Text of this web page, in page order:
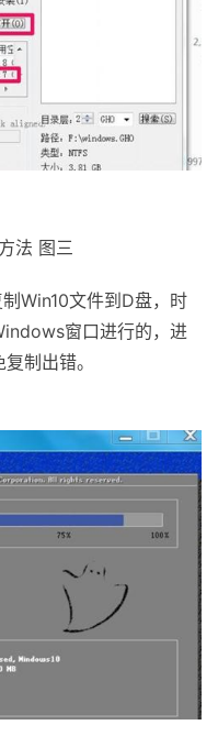
法 图三
Win10文件到D盘，时
窗口进行的，进
制出错。